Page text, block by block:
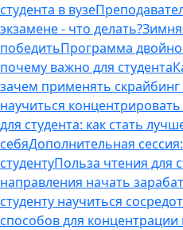
студента в вузе
экзамене - что делать?
победитьПрограмма
почему важно для студента
зачем применять
научиться
для студента: как стать
себяДополнительная
студентуПольза чтения для
направления начать
студенту научиться
способов для